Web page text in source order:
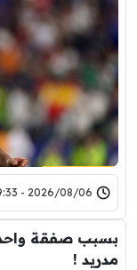
2026/08/06 - 19:33
بسبب صفقة
مدريد !